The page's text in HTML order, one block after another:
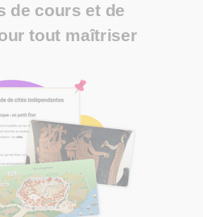
de cours et de
tout maîtriser